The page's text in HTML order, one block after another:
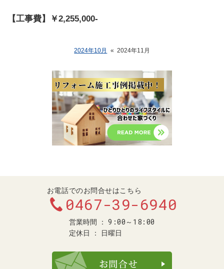
【工事費】￥2,255,000-
2024年10月 « 2024年11月
お電話でのお問合せはこちら
0467-39-6940
営業時間 9:00～18:00
定休日 日曜日